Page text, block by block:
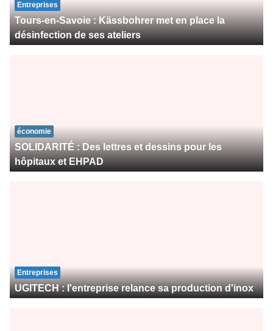
Entreprises
Tours-en-Savoie : Kässbohrer met en place la
désinfection de ses ateliers
économie
SOLIDARITÉ : Des lettres et dessins pour les
hôpitaux et EHPAD
Entreprises
UGITECH : l'entreprise relance sa production d'inox